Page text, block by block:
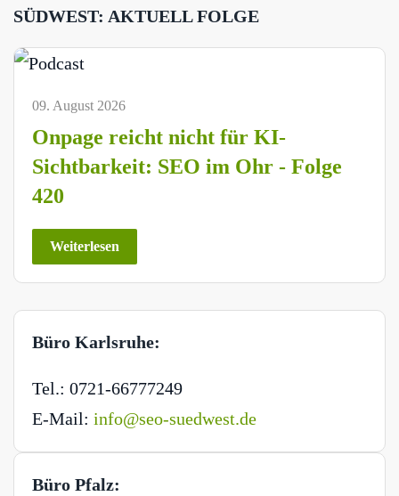
SÜDWEST: AKTUELL FOLGE
09. August 2026
Onpage reicht nicht für KI-
Sichtbarkeit: SEO im Ohr - Folge
420
Weiterlesen
Büro Karlsruhe:
Tel.: 0721-66777249
E-Mail: info@seo-suedwest.de
Büro Pfalz: